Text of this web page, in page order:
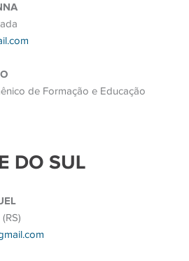
de Formação e Educação
DO SUL